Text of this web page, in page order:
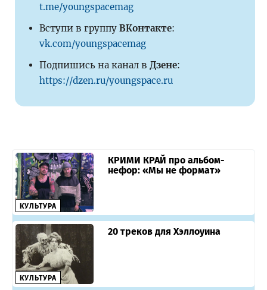
t.me/youngspacemag
Вступи в группу ВКонтакте:
vk.com/youngspacemag
Подпишись на канал в Дзене:
https://dzen.ru/youngspace.ru
КУЛЬТУРА
КРИМИ КРАЙ про альбом-
нефор: «Мы не формат»
КУЛЬТУРА
20 треков для Хэллоуина